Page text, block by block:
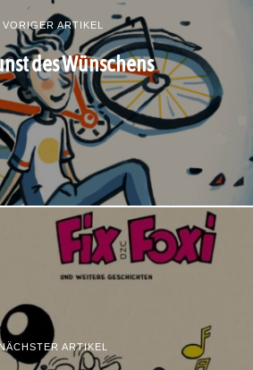
VORIGER ARTIKEL
des Wünschens
NÄCHSTER ARTIKEL